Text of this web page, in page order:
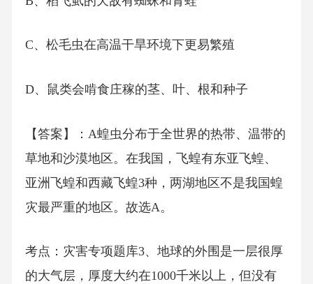
C、松毛虫在高温干旱环境下更易繁殖
D、鼠类会啃食庄稼的茎、叶、根和种子
【答案】：A蝗虫分布于全世界的热带、温带的
草地和沙漠地区。在我国，飞蝗有东亚飞蝗、
亚洲飞蝗和西藏飞蝗3种，两湖地区不是我国蝗
灾最严重的地区。故选A。
考点：灾害专项题库3、地球的外围是一层很厚
的大气层，厚度大约在1000千米以上，但没有